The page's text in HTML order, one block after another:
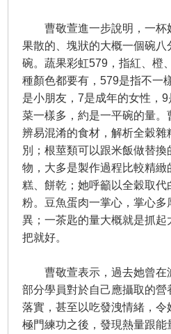
曹敬萱進一步說明，一杯
果散的、塊狀的大概一個碗
碗。蔬果彩虹579，指紅、橙
種顏色都要有，579是指不一
是小朋友，7是成年的女性，
菜一樣多，約是一平碗的量。
辨易混淆的食材，解析全穀雜
別；根莖類可以跟米飯做替
物，大多是製作過程比較精緻
糕、餅乾；她呼籲以全穀取代
粉。豆魚蛋肉一掌心，掌心
異；一茶匙的量大概就是抓
把就好。
曹敬萱表示，過去她曾在
部分學員對於自己應攝取的
落實，甚至以吃發洩情緒，令
極門練功之後，發現熱量跟